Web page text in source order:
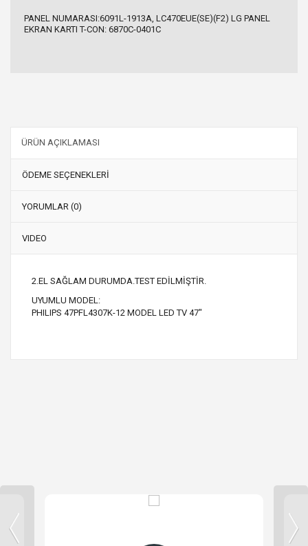
PANEL NUMARASI:6091L-1913A, LC470EUE(SE)(F2) LG PANEL
EKRAN KARTI T-CON: 6870C-0401C
ÜRÜN AÇIKLAMASI
ÖDEME SEÇENEKLERİ
YORUMLAR (0)
VIDEO
2.EL SAĞLAM DURUMDA.TEST EDİLMİŞTİR.
UYUMLU MODEL:
PHILIPS 47PFL4307K-12 MODEL LED TV 47"